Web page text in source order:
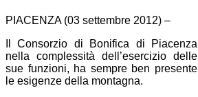
PIACENZA (03 settembre 2012) –
Il Consorzio di Bonifica di Piacenza
nella complessità dell’esercizio delle
sue funzioni, ha sempre ben presente
le esigenze della montagna.